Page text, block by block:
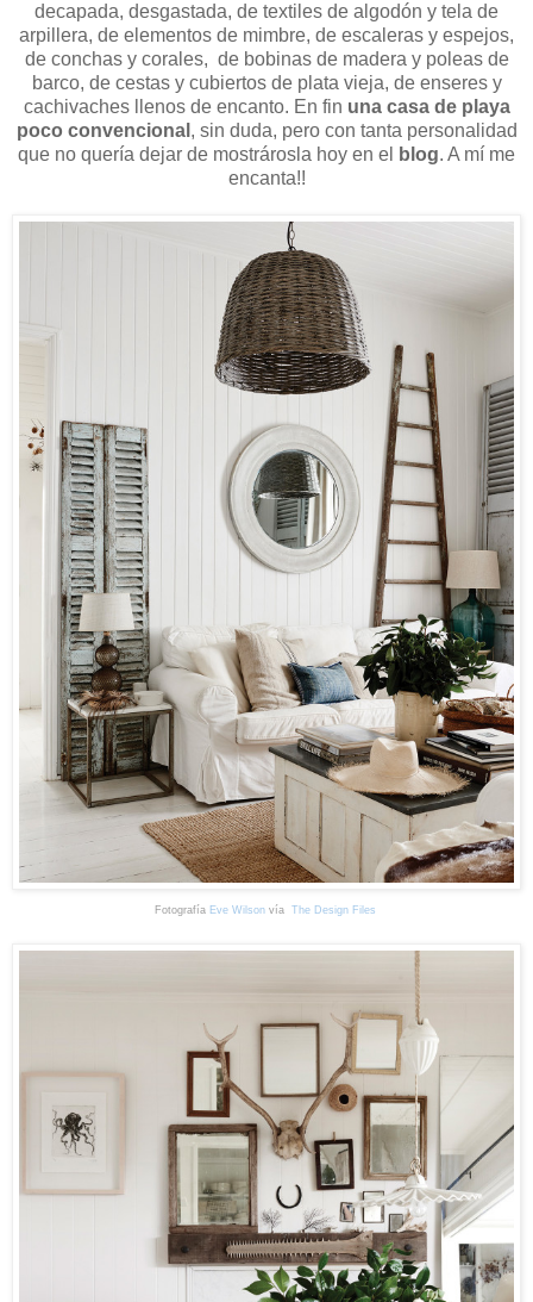
decapada, desgastada, de textiles de algodón y tela de
arpillera, de elementos de mimbre, de escaleras y espejos,
de conchas y corales, de bobinas de madera y poleas de
barco, de cestas y cubiertos de plata vieja, de enseres y
cachivaches llenos de encanto. En fin una casa de playa
poco convencional , sin duda, pero con tanta personalidad
que no quería dejar de mostrárosla hoy en el
blog. A mí me
encanta!!
Fotografía Eve Wilson vía The Design Files